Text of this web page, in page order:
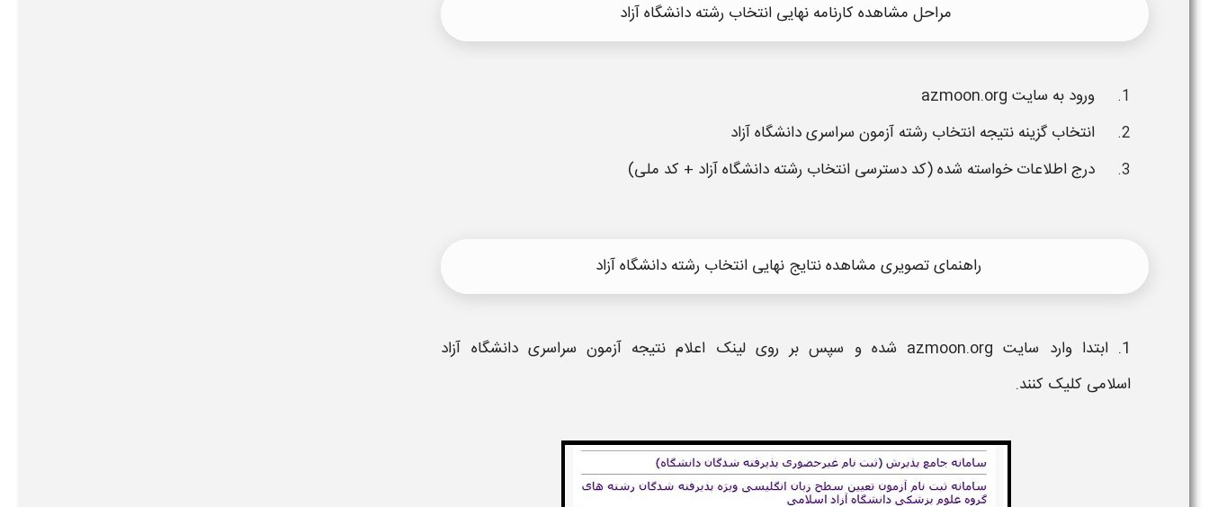
مراحل مشاهده کارنامه نهایی انتخاب رشته دانشگاه آزاد
ورود به سایت azmoon.org
انتخاب گزینه نتیجه انتخاب رشته آزمون سراسریدانشگاه آزاد
درج اطلاعات خواسته شده (کد دسترسی انتخاب رشته دانشگاه آزاد + کد ملی)
راهنمای تصویری مشاهده نتایج نهایی انتخاب رشته دانشگاه آزاد
1. ابتدا وارد سایت azmoon.org شده و سپس بر روی لینک اعلام نتیجه آزمون سراسری
دانشگاه آزاد
اسلامی کلیک کنند.